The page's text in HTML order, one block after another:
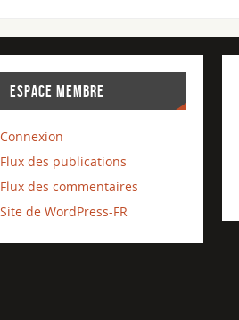
ESPACE MEMBRE
Connexion
Flux des publications
Flux des commentaires
Site de WordPress-FR